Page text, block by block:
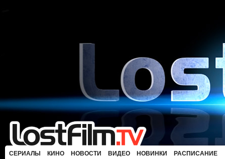
СЕРИАЛЫ КИНО НОВОСТИ ВИДЕО НОВИНКИ РАСПИСАНИЕ